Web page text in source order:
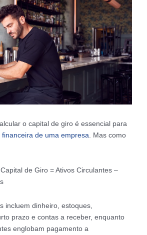
o capital de giro é essencial para
financeira de uma empresa . Mas como
de Giro = Ativos Circulantes –
incluem dinheiro, estoques,
prazo e contas a receber, enquanto
englobam pagamento a